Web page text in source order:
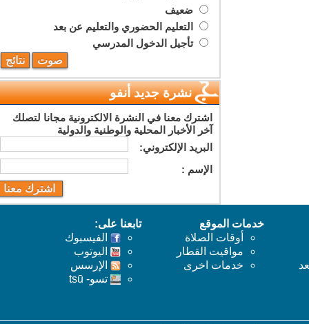
ضعيف
التعليم الحضوري والتعليم عن بعد
تأجيل الدخول المدرسي
نشرة جديد أنفو
اشترك معنا في النشرة الالكترونية مجانا لتصلك
آخر الأخبار المحلية والوطنية والدولية
البريد اﻹلكتروني:
اﻹسم :
خدمات الموقع
أوقات الصلاة
مواقيت القطار
خدمات اخرى
تابعنا على:
الفيسبوك
اليوتوب
اﻹرسس
تسو- tsū